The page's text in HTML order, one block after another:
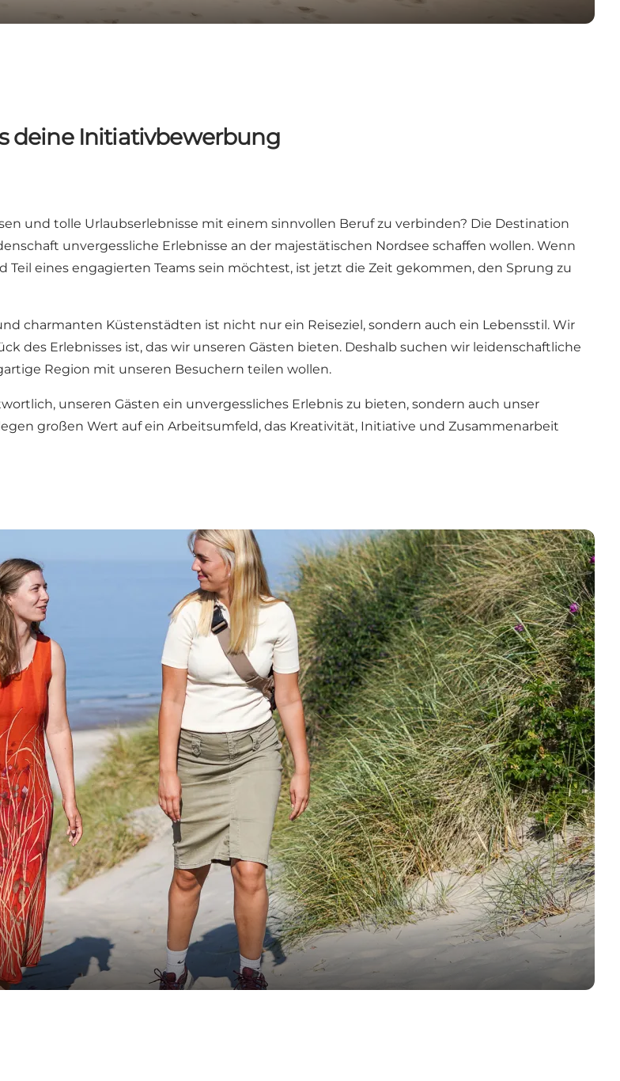
deine Initiativbewerbung
und tolle Urlaubserlebnisse mit einem sinnvollen Beruf zu verbinden? Die Destination
unvergessliche Erlebnisse an der majestätischen Nordsee schaffen wollen. Wenn
eines engagierten Teams sein möchtest, ist jetzt die Zeit gekommen, den Sprung zu
charmanten Küstenstädten ist nicht nur ein Reiseziel, sondern auch ein Lebensstil. Wir
des Erlebnisses ist, das wir unseren Gästen bieten. Deshalb suchen wir leidenschaftliche
Region mit unseren Besuchern teilen wollen.
unseren Gästen ein unvergessliches Erlebnis zu bieten, sondern auch unser
großen Wert auf ein Arbeitsumfeld, das Kreativität, Initiative und Zusammenarbeit